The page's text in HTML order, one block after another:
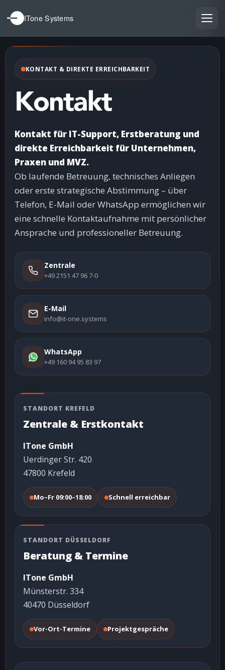
ITone Systems
KONTAKT & DIREKTE ERREICHBARKEIT
Kontakt
Kontakt für IT-Support, Erstberatung und
direkte Erreichbarkeit für Unternehmen,
Praxen und MVZ.
Ob laufende Betreuung, technisches Anliegen
oder erste strategische Abstimmung – über
Telefon, E-Mail oder WhatsApp ermöglichen wir
eine schnelle Kontaktaufnahme mit persönlicher
Ansprache und professioneller Betreuung.
Zentrale
+49 2151 47 96 7-0
E-Mail
info@it-one.systems
WhatsApp
+49 160 94 95 83 97
STANDORT KREFELD
Zentrale & Erstkontakt
ITone GmbH
Uerdinger Str. 420
47800 Krefeld
Mo–Fr 09:00–18:00 Schnell erreichbar
STANDORT DÜSSELDORF
Beratung & Termine
ITone GmbH
Münsterstr. 334
40470 Düsseldorf
Vor-Ort-Termine Projektgespräche